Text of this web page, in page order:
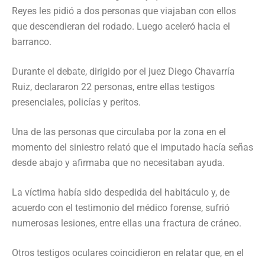
Reyes les pidió a dos personas que viajaban con ellos
que descendieran del rodado. Luego aceleró hacia el
barranco.
Durante el debate, dirigido por el juez Diego Chavarría
Ruiz, declararon 22 personas, entre ellas testigos
presenciales, policías y peritos.
Una de las personas que circulaba por la zona en el
momento del siniestro relató que el imputado hacía señas
desde abajo y afirmaba que no necesitaban ayuda.
La víctima había sido despedida del habitáculo y, de
acuerdo con el testimonio del médico forense, sufrió
numerosas lesiones, entre ellas una fractura de cráneo.
Otros testigos oculares coincidieron en relatar que, en el